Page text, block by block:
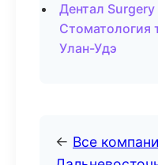
Дентал
Стоматология
Улан-Удэ
← Все